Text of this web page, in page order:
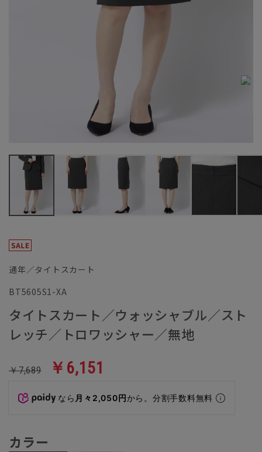
通年／タイトスカート
BT5605S1-XA
タイトスカート／ウォッシャブル／スト
レッチ／トロワッシャー／無地
￥7,689 ￥6,151
なら 月々2,050円から。分割手数料無料
カラー